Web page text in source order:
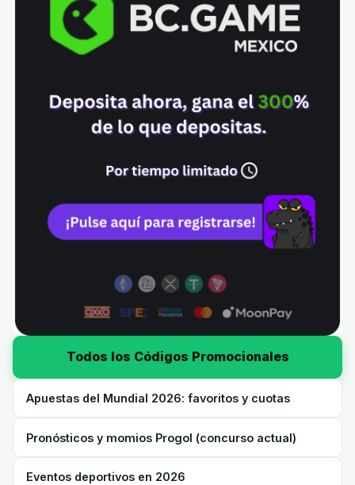
Todos los Códigos Promocionales
Apuestas del Mundial 2026: favoritos y cuotas
Pronósticos y momios Progol (concurso actual)
Eventos deportivos en 2026